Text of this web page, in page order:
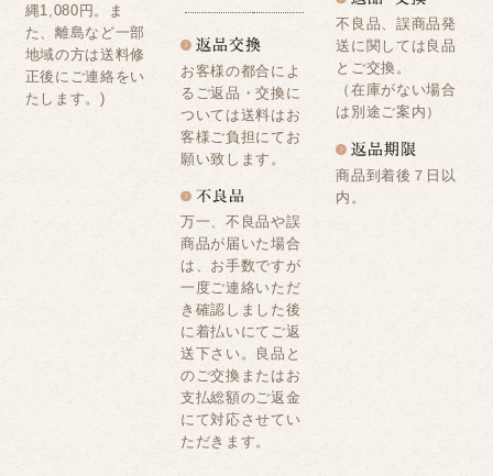
縄1,080円。ま
た、離島など一部
地域の方は送料修
正後にご連絡をい
たします。)
お客様の都合によ
るご返品・交換に
ついては送料はお
客様ご負担にてお
願い致します。
万一、不良品や誤
商品が届いた場合
は、お手数ですが
一度ご連絡いただ
き確認しました後
に着払いにてご返
送下さい。良品と
のご交換またはお
支払総額のご返金
にて対応させてい
ただきます。
不良品、誤商品発
送に関しては良品
とご交換。
（在庫がない場合
は別途ご案内）
商品到着後７日以
内。